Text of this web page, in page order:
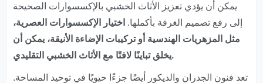
يمكن أن يؤدي تعزيز الأثاث الخشبي بالإكسسوارات الصحيحة
إلى رفع تصميم الغرفة بأكملها. اختيار الإكسسوارات العصرية،
مثل المزهريات الهندسية أو تركيبات الإضاءة الأنيقة، يمكن أن
يخلق تباينًا لافتًا مع الأثاث الخشبي التقليدي.
تعد فنون الجدران والديكور أيضًا جزءًا حيويًا في توحيد المساحة.